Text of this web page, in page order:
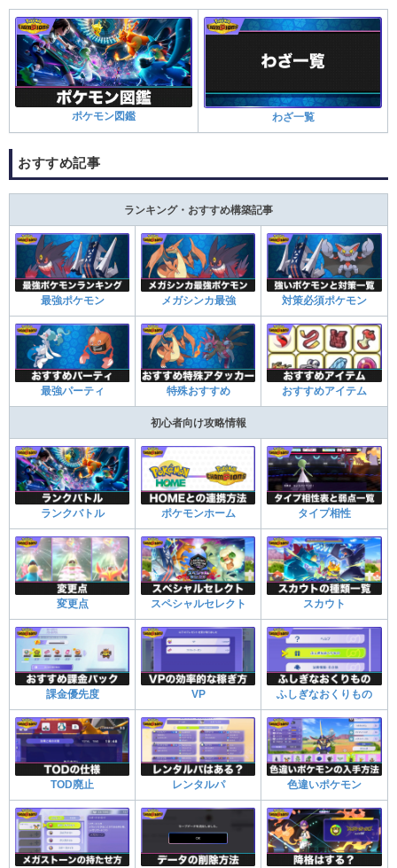
ポケモン図鑑 わざ一覧
おすすめ記事
ランキング・おすすめ構築記事
最強ポケモン メガシンカ最強 対策必須ポケモン
最強パーティ 特殊おすすめ おすすめアイテム
初心者向け攻略情報
ランクバトル ポケモンホーム タイプ相性
変更点 スペシャルセレクト スカウト
課金優先度 VP ふしぎなおくりもの
TOD廃止 レンタルパ 色違いポケモン